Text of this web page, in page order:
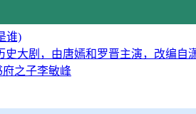
谁)
大剧，由唐嫣和罗晋主演，改编
之子李敏峰